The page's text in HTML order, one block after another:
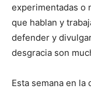
experimentadas o
que hablan y
defender y
desgracia son
Esta semana en